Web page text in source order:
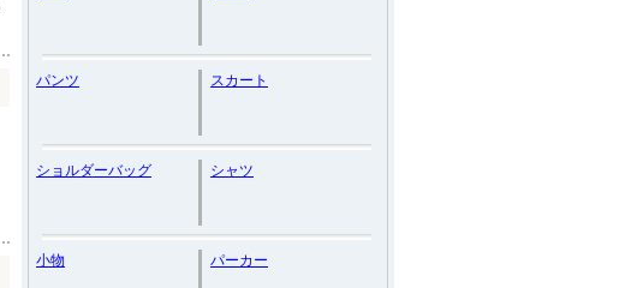
パンツ スカート
ショルダーバッグ シャツ
小物 パーカー